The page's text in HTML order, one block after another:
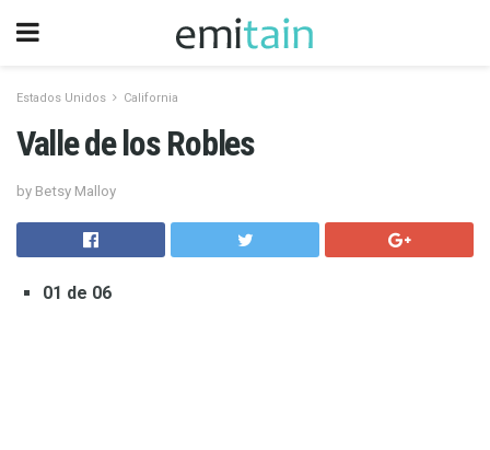
Estados Unidos California
Valle de los Robles
by Betsy Malloy
01 de 06